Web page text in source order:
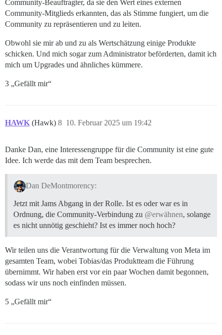
Community-Beauftragter, da sie den Wert eines externen
Community-Mitglieds erkannten, das als Stimme fungiert, um die
Community zu repräsentieren und zu leiten.
Obwohl sie mir ab und zu als Wertschätzung einige Produkte
schicken. Und mich sogar zum Administrator beförderten, damit ich
mich um Upgrades und ähnliches kümmere.
3 „Gefällt mir“
HAWK (Hawk) 10. Februar 2025 um 19:42
8
Danke Dan, eine Interessengruppe für die Community ist eine gute
Idee. Ich werde das mit dem Team besprechen.
Dan DeMontmorency:
Jetzt mit Jams Abgang in der Rolle. Ist es oder war es in
Ordnung, die Community-Verbindung zu @erwähnen, solange
es nicht unnötig geschieht? Ist es immer noch hoch?
Wir teilen uns die Verantwortung für die Verwaltung von Meta im
gesamten Team, wobei Tobias/das Produktteam die Führung
übernimmt. Wir haben erst vor ein paar Wochen damit begonnen,
sodass wir uns noch einfinden müssen.
5 „Gefällt mir“